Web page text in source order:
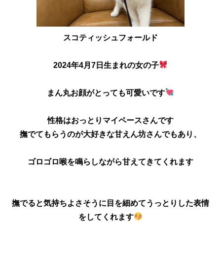
スコティッシュフォールド
2024年4月7日生まれの女の子
まん丸お顔がとっても可愛いです
性格はおっとりマイペースさんです
撫でてもらうのが大好きな甘えん坊さんでもあり、
ゴロゴロ喉を鳴らしながら甘えてきてくれます
撫でると気持ちよさそうに目を細めてうっとりした表情
をしてくれます